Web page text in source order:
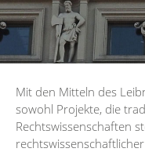
Mit den Mitteln des
sowohl Projekte, die
Rechtswissenschaften